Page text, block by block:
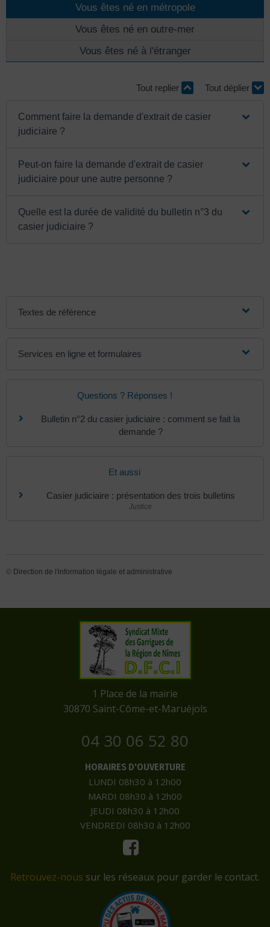
Vous êtes né en métropole
Vous êtes né en outre-mer
Vous êtes né à l'étranger
Tout replier Tout déplier
Comment faire la demande d'extrait de casier
judiciaire ?
Peut-on faire la demande d'extrait de casier
judiciaire pour une autre personne ?
Quelle est la durée de validité du bulletin n°3 du
casier judiciaire ?
Textes de référence
Services en ligne et formulaires
Questions ? Réponses !
Bulletin n°2 du casier judiciaire : comment se fait la
demande ?
Et aussi
Casier judiciaire : présentation des trois bulletins
Justice
© Direction de l'information légale et administrative
​1 Place de la mairie
​30870 Saint-Côme-et-Maruéjols
04 30 06 52 80
HORAIRES D'OUVERTURE
LUNDI 08h30 à 12h00
MARDI 08h30 à 12h00
JEUDI 08h30 à 12h00
VENDREDI 08h30 à 12h00
Retrouvez-nous sur les réseaux pour garder le contact.